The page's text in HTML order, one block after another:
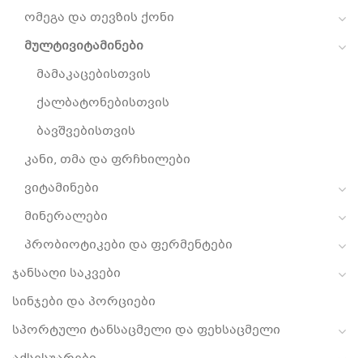
ომეგა და თევზის ქონი
მულტივიტამინები
მამაკაცებისთვის
ქალბატონებისთვის
ბავშვებისთვის
კანი, თმა და ფრჩხილები
ვიტამინები
მინერალები
პრობიოტიკები და ფერმენტები
ჯანსაღი საკვები
სინჯები და პორციები
სპორტული ტანსაცმელი და ფეხსაცმელი